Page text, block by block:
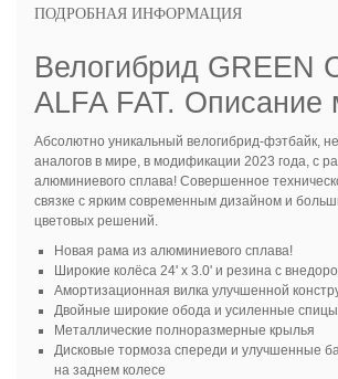
ПОДРОБНАЯ ИНФОРМАЦИЯ
Велогибрид GREEN
ALFA FAT. Описание
Абсолютно уникальный велогибрид-фэтбайк,
аналогов в мире, в модификации 2023 года, с
алюминиевого сплава! Совершенное
связке с ярким современным дизайном и
цветовых решений.
Новая рама из алюминиевого сплава!
Широкие колёса 24' х 3.0' и резина с
Амортизационная вилка улучшенной
Двойные широкие обода и усиленные спицы
Металлические полноразмерные крылья
Дисковые тормоза спереди и улучшенные
на заднем колесе